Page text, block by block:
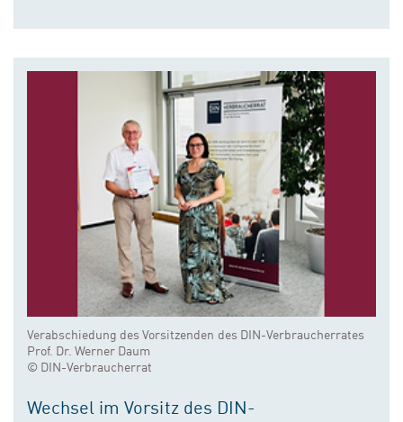
Verabschiedung des Vorsitzenden des DIN-Verbraucherrates
Prof. Dr. Werner Daum
© DIN-Verbraucherrat
Wechsel im Vorsitz des DIN-